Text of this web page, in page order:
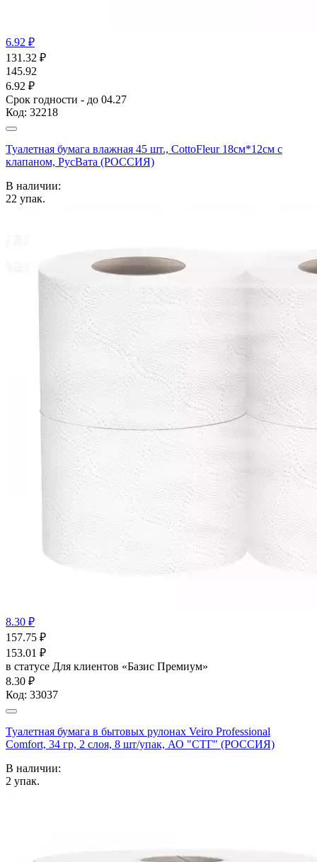
6.92 ₽
131.32 ₽
145.92
6.92 ₽
Срок годности - до 04.27
Код: 32218
Туалетная бумага влажная 45 шт., CottoFleur 18см*12см с
клапаном, РусВата (РОССИЯ)
В наличии:
22 упак.
8.30 ₽
157.75 ₽
153.01 ₽
в статусе Для клиентов «Базис Премиум»
8.30 ₽
Код: 33037
Туалетная бумага в бытовых рулонах Veiro Professional
Comfort, 34 гр, 2 слоя, 8 шт/упак, АО "СТГ" (РОССИЯ)
В наличии:
2 упак.